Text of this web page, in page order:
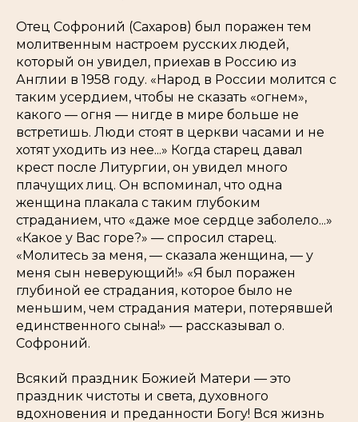
Отец Софроний (Сахаров) был поражен тем
молитвенным настроем русских людей,
который он увидел, приехав в Россию из
Англии в 1958 году. «Народ в России молится с
таким усердием, чтобы не сказать «огнем»,
какого — огня — нигде в мире больше не
встретишь. Люди стоят в церкви часами и не
хотят уходить из нее...» Когда старец давал
крест после Литургии, он увидел много
плачущих лиц. Он вспоминал, что одна
женщина плакала с таким глубоким
страданием, что «даже мое сердце заболело...»
«Какое у Вас горе?» — спросил старец.
«Молитесь за меня, — сказала женщина, — у
меня сын неверующий!» «Я был поражен
глубиной ее страдания, которое было не
меньшим, чем страдания матери, потерявшей
единственного сына!» — рассказывал о.
Софроний.
Всякий праздник Божией Матери — это
праздник чистоты и света, духовного
вдохновения и преданности Богу! Вся жизнь